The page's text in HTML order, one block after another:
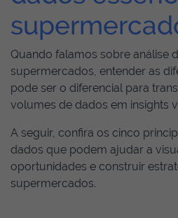
Quando falamos sobre análise
supermercados, entender as
pode ser o diferencial para
volumes de dados em insights
A seguir, confira os cinco
dados que podem ajudar a
oportunidades e construir
supermercados.